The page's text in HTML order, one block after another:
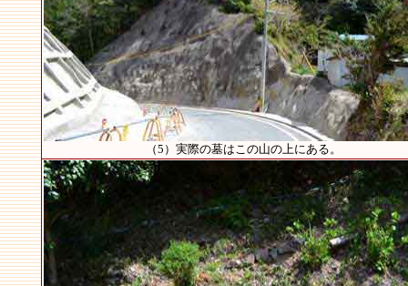
（5）実際の墓はこの山の上にある。